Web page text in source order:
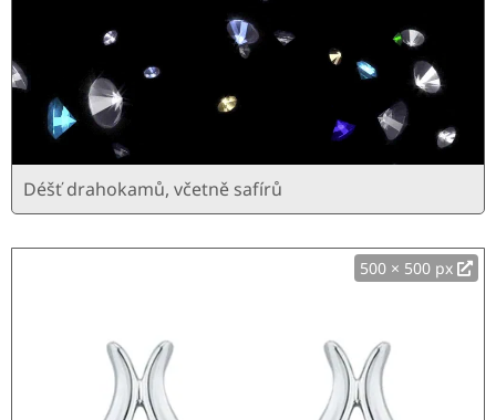
Déšť drahokamů, včetně safírů
500 × 500 px